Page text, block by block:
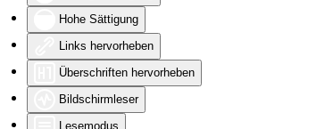
Hohe Sättigung
Links hervorheben
Überschriften hervorheben
Bildschirmleser
Lesemodus